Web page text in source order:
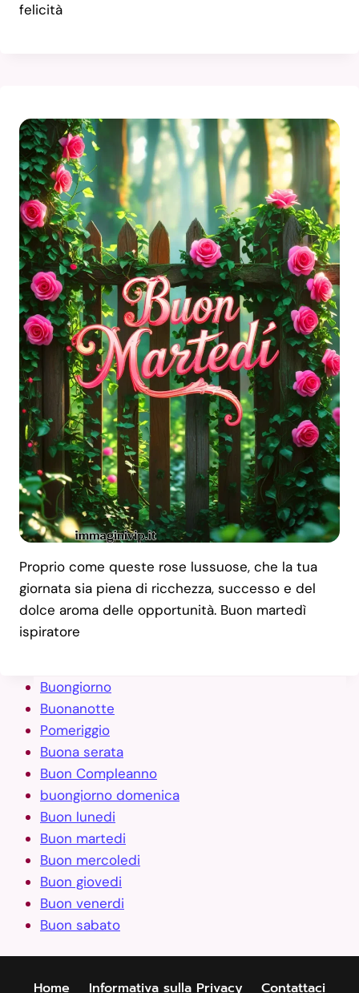
felicità
Proprio come queste rose lussuose, che la tua
giornata sia piena di ricchezza, successo e del
dolce aroma delle opportunità. Buon martedì
ispiratore
Buongiorno
Buonanotte
Pomeriggio
Buona serata
Buon Compleanno
buongiorno domenica
Buon lunedi
Buon martedi
Buon mercoledi
Buon giovedi
Buon venerdi
Buon sabato
Home Informativa sulla Privacy Contattaci